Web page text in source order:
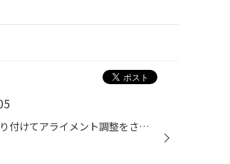
レヴォーグ VMGに ポテンザ アドレナリン RE005を取り付けてアライメント調整をさせて頂きました！ 4年前に購入頂いたRE004 しっかり最後まで使って頂きました笑 新品タイヤになると気持ちがいいですね！ 一緒にアライメント調整も 4年前にもアライメント調整をさせて頂いたのと お客様が丁寧に運転...